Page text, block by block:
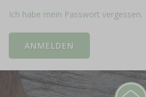
Ich habe mein Passwort vergessen.